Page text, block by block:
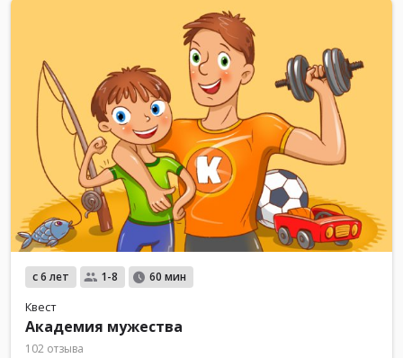
с 6 лет 1-8 60 мин
Квест
Академия мужества
102 отзыва